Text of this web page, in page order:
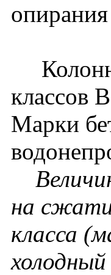
классов
Марки
на
класса